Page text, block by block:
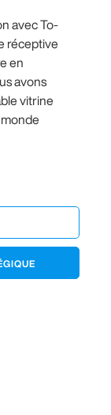
avec To-
réceptive
en
avons
vitrine